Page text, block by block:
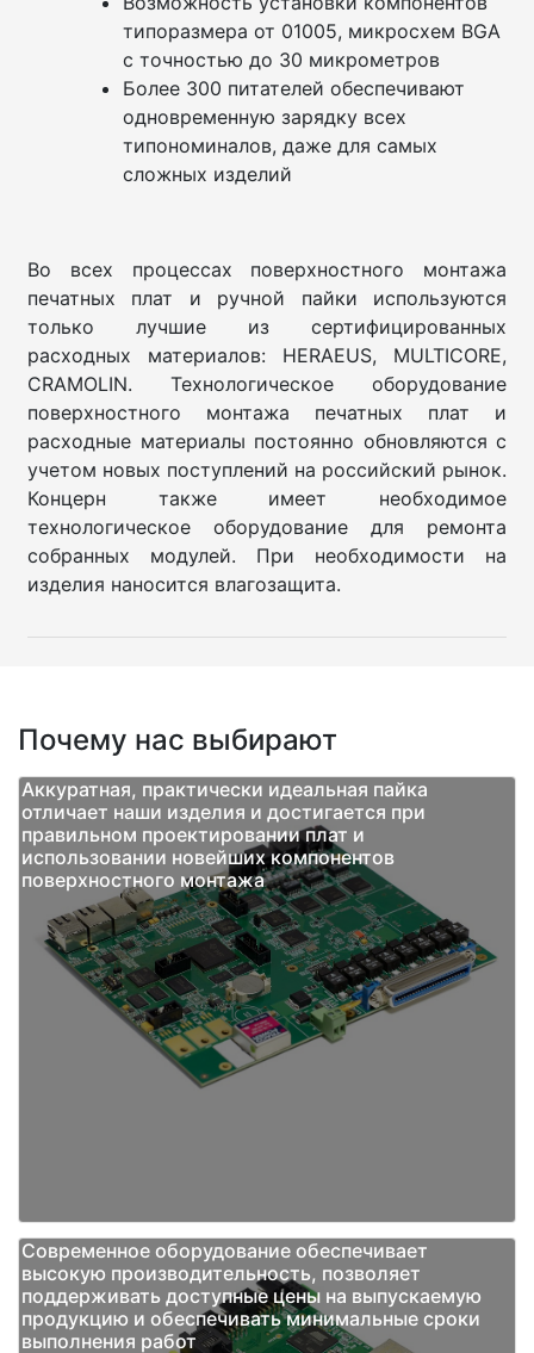
типоразмера от 01005, микросхем BGA
с точностью до 30 микрометров
Более 300 питателей обеспечивают
одновременную зарядку всех
типономиналов, даже для самых
сложных изделий
Во всех процессах поверхностного монтажа
печатных плат и ручной пайки используются
только лучшие из сертифицированных
расходных материалов: HERAEUS, MULTICORE,
CRAMOLIN. Технологическое оборудование
поверхностного монтажа печатных плат и
расходные материалы постоянно обновляются с
учетом новых поступлений на российский рынок.
Концерн также имеет необходимое
технологическое оборудование для ремонта
собранных модулей. При необходимости на
изделия наносится влагозащита.
Почему нас выбирают
Аккуратная, практически идеальная пайка
отличает наши изделия и достигается при
правильном проектировании плат и
использовании новейших компонентов
поверхностного монтажа
Современное оборудование обеспечивает
высокую производительность, позволяет
поддерживать доступные цены на выпускаемую
продукцию и обеспечивать минимальные сроки
выполнения работ